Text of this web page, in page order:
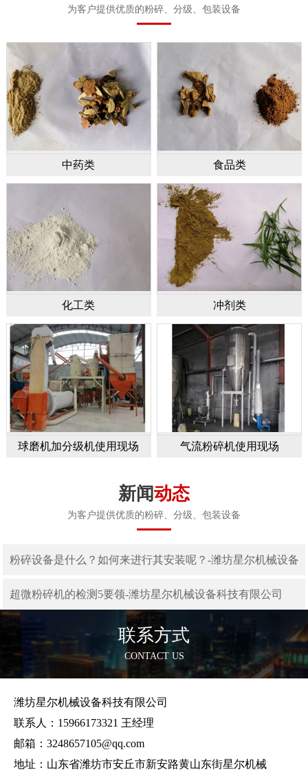
为客户提供优质的粉碎、分级、包装设备
中药类 食品类
化工类 冲剂类
球磨机加分级机使用现场 气流粉碎机使用现场
新闻动态
为客户提供优质的粉碎、分级、包装设备
粉碎设备是什么？如何来进行其安装呢？-潍坊星尔机械设备
科技有限公司
超微粉碎机的检测5要领-潍坊星尔机械设备科技有限公司
联系方式
CONTACT US
潍坊星尔机械设备科技有限公司
联系人：15966173321 王经理
邮箱：3248657105@qq.com
地址：山东省潍坊市安丘市新安路黄山东街星尔机械